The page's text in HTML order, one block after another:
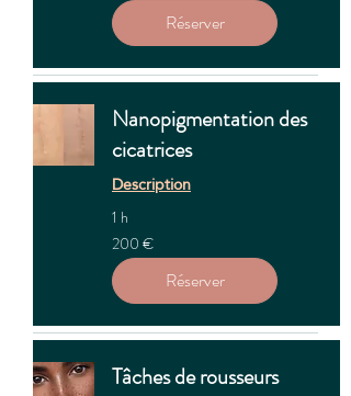
de
75
euros
Réserver
Nanopigmentation des
cicatrices
Description
1 h
200
euros
200 €
Réserver
Tâches de rousseurs